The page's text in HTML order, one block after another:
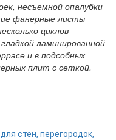
несъемной опалубки
фанерные листы
циклов
ламинированной
и в подсобных
плит с сеткой.
стен, перегородок,